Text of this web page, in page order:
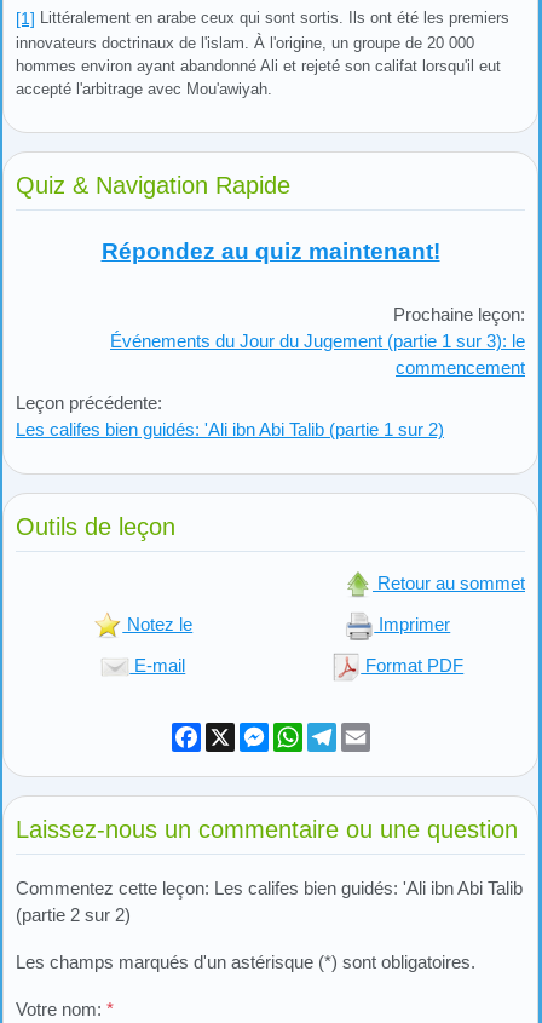
[1] Littéralement en arabe ceux qui sont sortis. Ils ont été les premiers
innovateurs doctrinaux de l'islam. À l'origine, un groupe de 20 000
hommes environ ayant abandonné Ali et rejeté son califat lorsqu'il eut
accepté l'arbitrage avec Mou'awiyah.
Quiz & Navigation Rapide
Répondez au quiz maintenant!
Leçon précédente:
Les califes bien guidés: 'Ali ibn Abi Talib (partie 1 sur 2)
Prochaine leçon:
Événements du Jour du Jugement (partie 1 sur 3): le
commencement
Outils de leçon
Retour au sommet
Notez le Imprimer
E-mail Format PDF
Facebook
X Messenger
WhatsApp
Telegram
Laissez-nous un commentaire ou une question
Commentez cette leçon: Les califes bien guidés: 'Ali ibn Abi Talib
(partie 2 sur 2)
Les champs marqués d'un astérisque (*) sont obligatoires.
Votre nom: *